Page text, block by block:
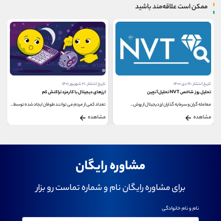
ممکن است علاقه‌مند باشید
تاریخ انتشار : ۲۱ شهریور ۱۴۰۱
ارزهای دیجیتال با کارمزد تراکنش کم
تعداد کمی از مردم می توانند طوفان ایجاد شده توسط...
مشاهده
تاریخ انتشار : ۲۸ اردیبهشت ۱۴۰۴
بهترین ارزهای اثبات کار
امروزه ارزهای دیجیتال به عنوان پدیده ای تحول...
مشاهده
مشاوره رایگان
برای مشاوره رایگان نام و شماره تماست رو بزار
نام و نام خانوادگی